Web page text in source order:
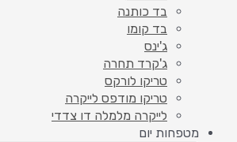
בד כותנה
בד קומו
ג'ינס
ג'קרד תחרה
טריקו לורקס
טריקו מודפס לייקרה
לייקרה מלמלה דו צדדי
מטפחות יום